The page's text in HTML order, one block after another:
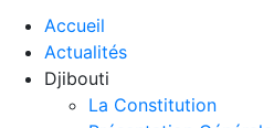
Accueil
Actualités
Djibouti
La Constitution